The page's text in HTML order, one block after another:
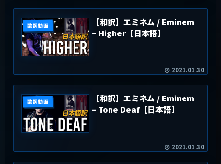
歌詞動画
【和訳】エミネム / Eminem
– Higher【日本語】
2021.01.30
歌詞動画
【和訳】エミネム / Eminem
– Tone Deaf【日本語】
2021.01.30